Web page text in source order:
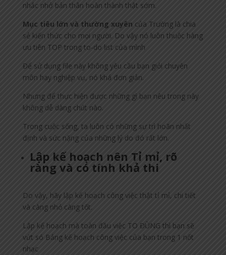
nhắc nhở bản thân hoàn thành thật sớm.
Mục tiêu lớn và thường xuyên của Trường là chia
sẻ kiến thức cho mọi người. Do vậy nó luôn thuộc hàng
ưu tiên TOP trong to-do list của mình
Để sử dụng file này không yêu cầu bạn giỏi chuyên
môn hay nghiệp vụ, nó khá đơn giản.
Nhưng để thực hiện được những gì bạn nêu trong này
không dễ dàng chút nào.
Trong cuộc sống, ta luôn có những sự trì hoãn nhất
định và sức nặng của những lý do đó rất lớn.
Lập kế hoạch nên Tỉ mỉ, rõ
ràng và có tính khả thi
Do vậy, hãy lập kế hoạch công việc thật tỉ mỉ, chi tiết
và càng nhỏ càng tốt.
Lập kế hoạch mà toàn đầu việc TO ĐÙNG thì bạn sẽ
vứt só Bảng kế hoạch công việc của bạn trong 1 nốt
nhạc